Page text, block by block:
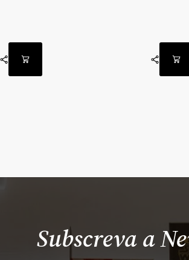
Subscreva a